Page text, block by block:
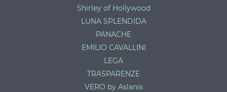
Shirley of Hollywood
LUNA SPLENDIDA
PANACHE
EMILIO CAVALLINI
LEGA
TRASPARENZE
VERO by Aslanis